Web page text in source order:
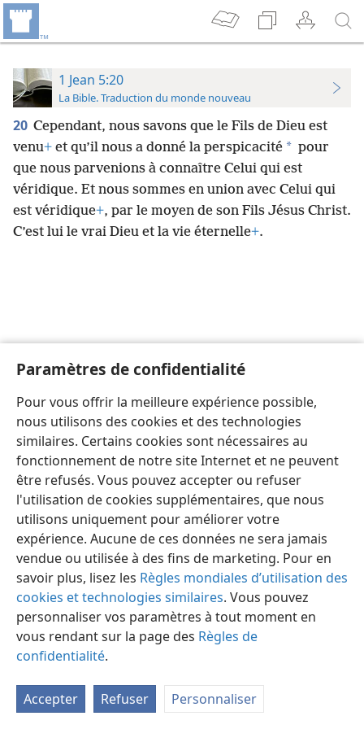
Paramètres de confidentialité
Pour vous offrir la meilleure expérience possible,
nous utilisons des cookies et des technologies
similaires. Certains cookies sont nécessaires au
fonctionnement de notre site Internet et ne peuvent
être refusés. Vous pouvez accepter ou refuser
l'utilisation de cookies supplémentaires, que nous
utilisons uniquement pour améliorer votre
expérience. Aucune de ces données ne sera jamais
vendue ou utilisée à des fins de marketing. Pour en
savoir plus, lisez les Règles mondiales d’utilisation des
cookies et technologies similaires. Vous pouvez
personnaliser vos paramètres à tout moment en
vous rendant sur la page des Règles de
confidentialité.
Accepter Refuser Personnaliser
1 Jean 5:20
La Bible. Traduction du monde nouveau
20 Cependant, nous savons que le Fils de Dieu est
venu+ et qu’il nous a donné la perspicacité * pour
que nous parvenions à connaître Celui qui est
véridique. Et nous sommes en union avec Celui qui
est véridique+, par le moyen de son Fils Jésus Christ.
C’est lui le vrai Dieu et la vie éternelle+.
Préférences
Copyright© 2026 Watch Tower Bible and Tract Society of Pennsylvania
Conditions d’utilisation
Règles de confidentialité
Paramètres de confidentialité
JW.ORG Se connecter